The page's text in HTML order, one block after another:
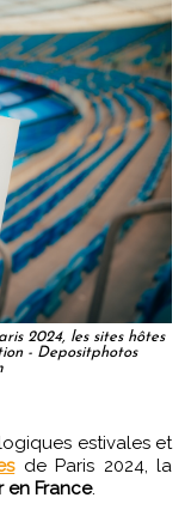
2024, les sites hôtes
- Depositphotos
de Paris 2024, la
en France.